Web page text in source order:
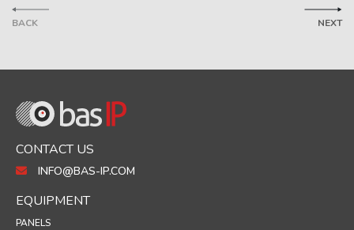
BACK NEXT
CONTACT US
INFO@BAS-IP.COM
EQUIPMENT
PANELS